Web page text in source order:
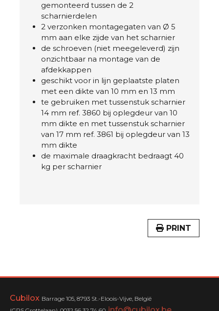
gemonteerd tussen de 2
scharnierdelen
2 verzonken montagegaten van Ø 5
mm aan elke zijde van het scharnier
de schroeven (niet meegeleverd) zijn
onzichtbaar na montage van de
afdekkappen
geschikt voor in lijn geplaatste platen
met een dikte van 10 mm en 13 mm
te gebruiken met tussenstuk scharnier
14 mm ref. 3860 bij oplegdeur van 10
mm dikte en met tussenstuk scharnier
van 17 mm ref. 3861 bij oplegdeur van 13
mm dikte
de maximale draagkracht bedraagt 40
kg per scharnier
PRINT
Cubilox Barrage 105, 8793 St.-Eloois-Vijve, België